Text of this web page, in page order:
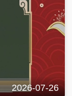
2026-07-26